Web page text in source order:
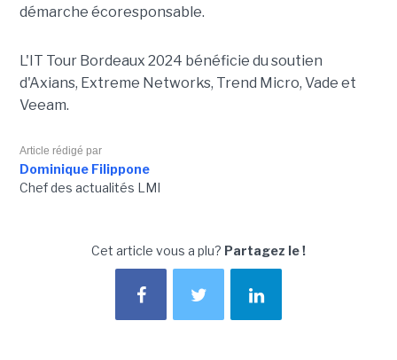
démarche écoresponsable.
L'IT Tour Bordeaux 2024 bénéficie du soutien
d'Axians, Extreme Networks, Trend Micro, Vade et
Veeam.
Article rédigé par
Dominique Filippone
Chef des actualités LMI
Cet article vous a plu? Partagez le !